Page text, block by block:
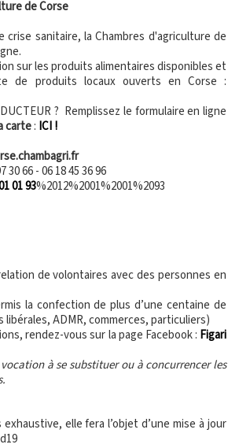
de Corse
crise sanitaire, la Chambres d'agriculture de
sur les produits alimentaires disponibles et
de produits locaux ouverts en Corse :
? Remplissez le formulaire en ligne
carte: ICI !
30 66 -06 18 45 36 96
01 93%2012%2001%2001%2093
de volontaires avec des personnes en
la confection de plus d’une centaine de
libérales, ADMR, commerces, particuliers)
rendez-vous sur la page Facebook : Figari
à se substituer ou à concurrencer les